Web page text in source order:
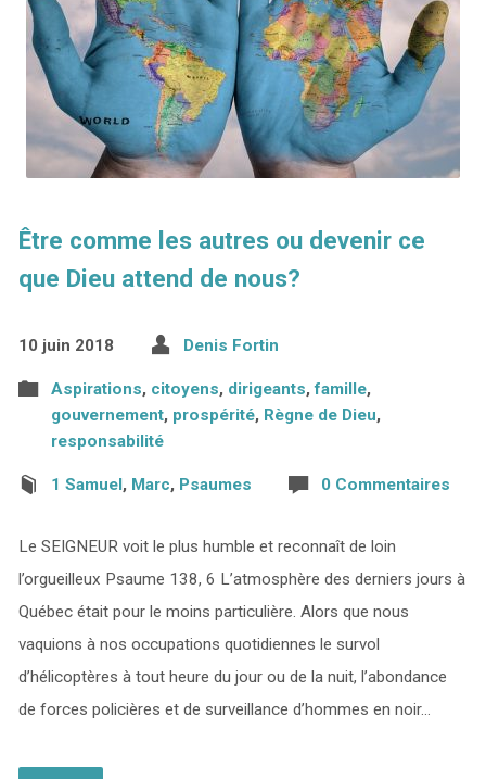
Être comme les autres ou devenir ce
que Dieu attend de nous?
10 juin 2018 Denis Fortin
Aspirations, citoyens, dirigeants,famille,
gouvernement, prospérité, Règne de Dieu,
responsabilité
1 Samuel, Marc, Psaumes 0 Commentaires
Le SEIGNEUR voit le plus humble et reconnaît de loin
l’orgueilleux Psaume 138, 6 L’atmosphère des derniers jours à
Québec était pour le moins particulière. Alors que nous
vaquions à nos occupations quotidiennes le survol
d’hélicoptères à tout heure du jour ou de la nuit, l’abondance
de forces policières et de surveillance d’hommes en noir…